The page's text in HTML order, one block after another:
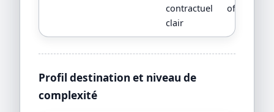
contractuel
clair
officielles
Profil destination et niveau de
complexité